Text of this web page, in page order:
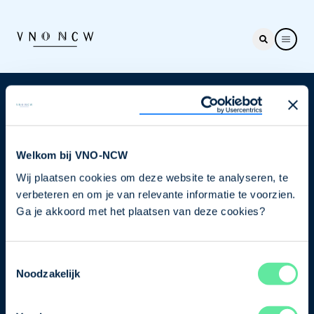
Welkom bij VNO-NCW
Wij plaatsen cookies om deze website te analyseren, te
verbeteren en om je van relevante informatie te voorzien.
Ga je akkoord met het plaatsen van deze cookies?
Noodzakelijk
Nieuwsbrief
je nu in voor de VNO-NCW nieuwsbrief.
Schrijf je in
Direct naar
Ons verhaal